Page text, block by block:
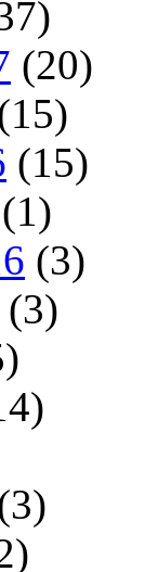
(20)
(15)
(1)
(3)
(3)